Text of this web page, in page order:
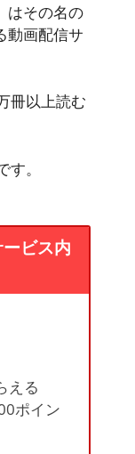
はその名の
動画配信サ
冊以上読む
。
ビス内
える
ポイン